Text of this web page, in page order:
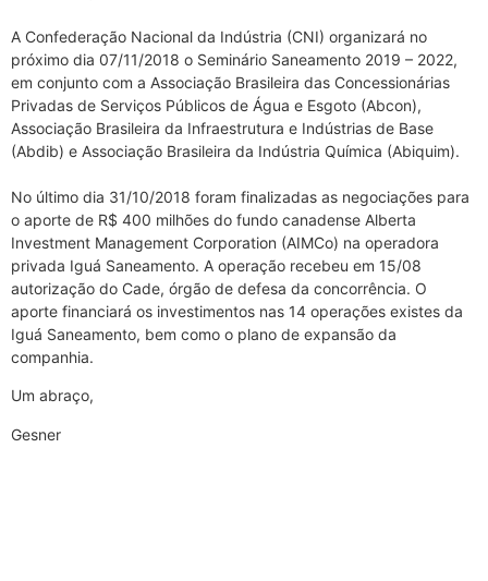
A Confederação Nacional da Indústria (CNI) organizará no
próximo dia 07/11/2018 o Seminário Saneamento 2019 – 2022,
em conjunto com a Associação Brasileira das Concessionárias
Privadas de Serviços Públicos de Água e Esgoto (Abcon),
Associação Brasileira da Infraestrutura e Indústrias de Base
(Abdib) e Associação Brasileira da Indústria Química (Abiquim).
No último dia 31/10/2018 foram finalizadas as negociações para
o aporte de R$ 400 milhões do fundo canadense Alberta
Investment Management Corporation (AIMCo) na operadora
privada Iguá Saneamento. A operação recebeu em 15/08
autorização do Cade, órgão de defesa da concorrência. O
aporte financiará os investimentos nas 14 operações existes da
Iguá Saneamento, bem como o plano de expansão da
companhia.
Um abraço,
Gesner